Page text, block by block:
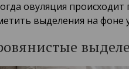
овуляция
выделения на фоне